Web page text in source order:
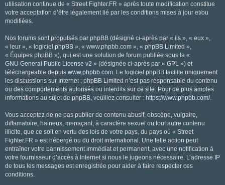
utilisation continue de « Street Fighter.FR » après toute modification constitue
votre acceptation d’être légalement lié par les conditions mises à jour et/ou
modifiées.
Nos forums sont propulsés par phpBB (désigné ci-après par « ils », « eux »,
« leur », « logiciel phpBB », « www.phpbb.com », « phpBB Limited »,
« Équipes phpBB »), qui est une solution de forum publiée sous la «
GNU General Public License v2 » (désignée ci-après par « GPL ») et
téléchargeable depuis www.phpbb.com. Le logiciel phpBB facilite uniquement
les discussions sur Internet ; phpBB Limited n’est pas responsable du contenu
ou des comportements autorisés ou interdits sur ce site. Pour de plus amples
informations au sujet de phpBB, veuillez consulter : https://www.phpbb.com/.
Vous acceptez de ne pas publier de contenu abusif, obscène, vulgaire,
diffamatoire, haineux, menaçant, à caractère sexuel ou tout autre contenu
illicite, que ce soit en vertu des lois de votre pays, du pays où « Street
Fighter.FR » est hébergé ou du droit international. Une telle action peut
entraîner votre bannissement immédiat et permanent, avec une notification à
votre fournisseur d’accès à Internet si nous le jugeons nécessaire. L’adresse IP
de tous les messages est enregistrée pour aider à faire respecter ces
conditions.